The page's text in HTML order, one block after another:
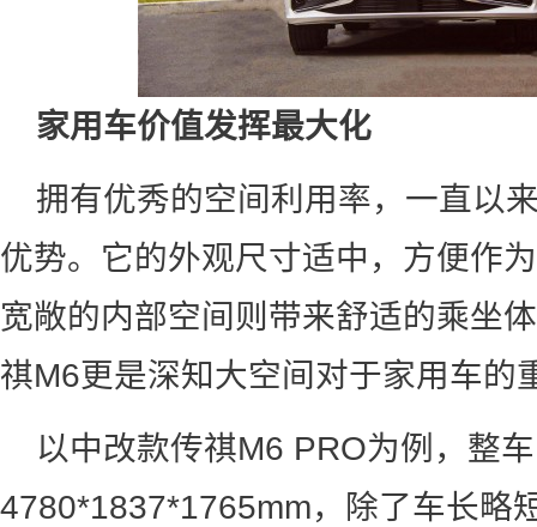
家用车价值发挥最大化
拥有优秀的空间利用率，一直以
优势。它的外观尺寸适中，方便作
宽敞的内部空间则带来舒适的乘坐
祺M6更是深知大空间对于家用车的
以中改款传祺M6 PRO为例，整
4780*1837*1765mm，除了车长略